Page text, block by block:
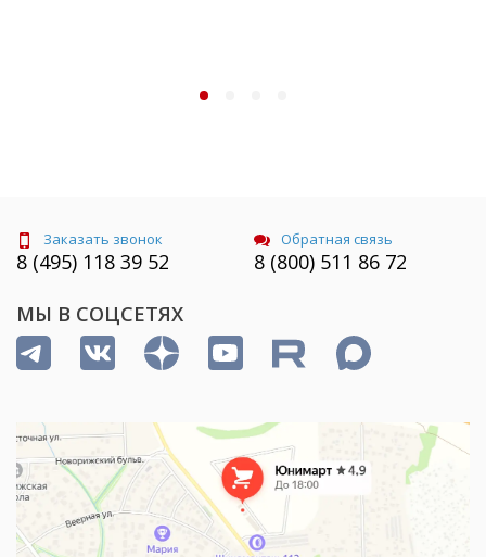
Заказать звонок
8 (495) 118 39 52
Обратная связь
8 (800) 511 86 72
МЫ В СОЦСЕТЯХ